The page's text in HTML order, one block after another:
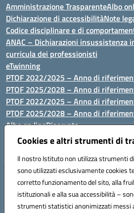
Cookies e altri strumenti di
Il nostro Istituto non utilizza strumenti
sono utilizzati esclusivamente cookies
corretto funzionamento del sito, alla
istituzionali e alla sua accessibilità –
strumenti statistici anonimizzati messi
Amministrazione TrasparenteAlbo
Dichiarazione di accessibilitàNote
Codice disciplinare e di
ANAC – Dichiarazioni insussistenza
curricula dei professionisti
eTwinning
PTOF 2022/2025 – Anno di
PTOF 2025/2028 – Anno di
PTOF 2022/2025 – Anno di
PTOF 2025/2028 – Anno di
Albo on lineRiservata
P.N. Dotazione di attrezzature per le
Via Luna e Sole, 44 07100, Sassari - Tel
- Mail: ssvc010009@istruzione.it - PEC:
- C.F. / P.IVA Convitto 80000150906 - C.F.